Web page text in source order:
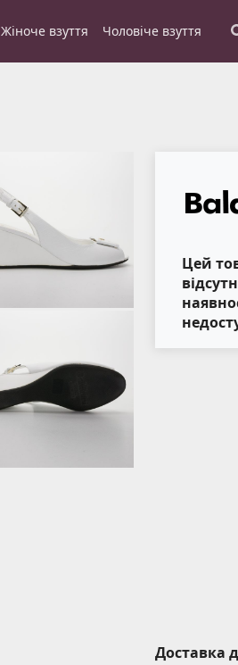
Жіноче взуття Чоловіче взуття
Цей
Доставка